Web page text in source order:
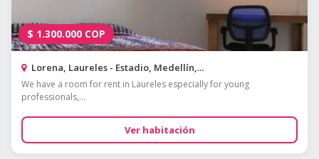
$ 1.300.000 COP
Lorena, Laureles - Estadio, Medellín,...
We have a room for rent in Laureles especially for young
professionals,...
Ver habitación